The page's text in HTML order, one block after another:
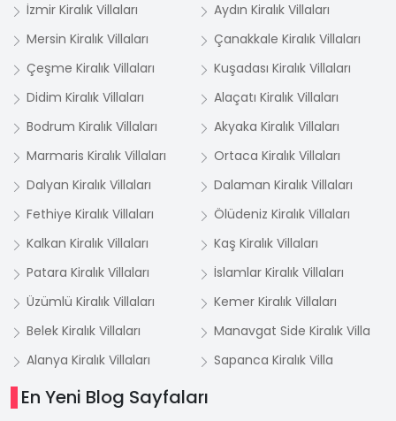
İzmir Kiralık Villaları
Aydın Kiralık Villaları
Mersin Kiralık Villaları
Çanakkale Kiralık Villaları
Çeşme Kiralık Villaları
Kuşadası Kiralık Villaları
Didim Kiralık Villaları
Alaçatı Kiralık Villaları
Bodrum Kiralık Villaları
Akyaka Kiralık Villaları
Marmaris Kiralık Villaları
Ortaca Kiralık Villaları
Dalyan Kiralık Villaları
Dalaman Kiralık Villaları
Fethiye Kiralık Villaları
Ölüdeniz Kiralık Villaları
Kalkan Kiralık Villaları
Kaş Kiralık Villaları
Patara Kiralık Villaları
İslamlar Kiralık Villaları
Üzümlü Kiralık Villaları
Kemer Kiralık Villaları
Belek Kiralık Villaları
Manavgat Side Kiralık Villa
Alanya Kiralık Villaları
Sapanca Kiralık Villa
En Yeni Blog Sayfaları